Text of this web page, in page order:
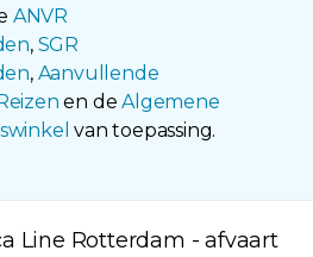
ANVR
, SGR
, Aanvullende
en deAlgemene
van toepassing.
Line Rotterdam - afvaart